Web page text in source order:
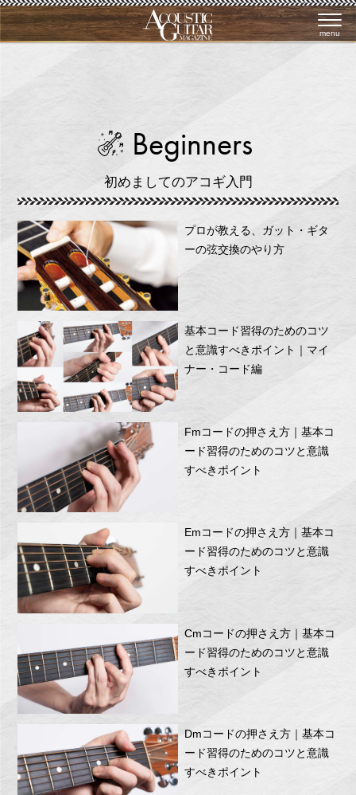
menu
Beginners
初めましてのアコギ入門
プロが教える、ガット・ギタ
ーの弦交換のやり方
基本コード習得のためのコツ
と意識すべきポイント｜マイ
ナー・コード編
Fmコードの押さえ方｜基本コ
ード習得のためのコツと意識
すべきポイント
Emコードの押さえ方｜基本コ
ード習得のためのコツと意識
すべきポイント
Cmコードの押さえ方｜基本コ
ード習得のためのコツと意識
すべきポイント
Dmコードの押さえ方｜基本コ
ード習得のためのコツと意識
すべきポイント